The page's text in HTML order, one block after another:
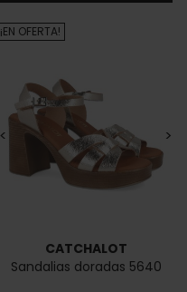
< >
CATCHALOT
Sandalias doradas 5640
¡EN OFERTA!